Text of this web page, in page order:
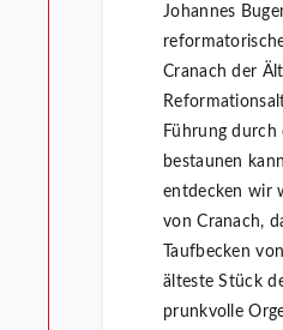
Johannes
Cranach der
Führung durch
bestaunen
entdecken wir
von Cranach,
Taufbecken
älteste Stück
prunkvolle